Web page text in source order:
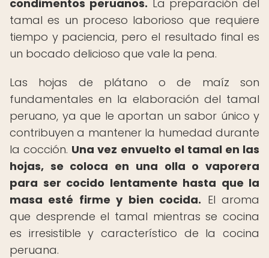
condimentos peruanos. La preparación del
tamal es un proceso laborioso que requiere
tiempo y paciencia, pero el resultado final es
un bocado delicioso que vale la pena.
Las hojas de plátano o de maíz son
fundamentales en la elaboración del tamal
peruano, ya que le aportan un sabor único y
contribuyen a mantener la humedad durante
la cocción. Una vez envuelto el tamal en las
hojas, se coloca en una olla o vaporera
para ser cocido lentamente hasta que la
masa esté firme y bien cocida. El aroma
que desprende el tamal mientras se cocina
es irresistible y característico de la cocina
peruana.